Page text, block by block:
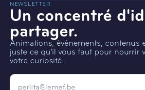
NEWSLETTER
Un concentré
partager.
Animations, évènements, contenus
juste ce qu'il vous faut pour nourrir
votre curiosité.
Email